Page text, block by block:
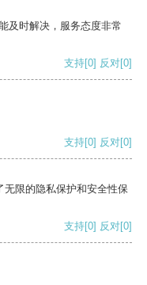
及时解决，服务态度非常
支持[0] 反对[0]
支持[0] 反对[0]
限的隐私保护和安全性保
支持[0] 反对[0]